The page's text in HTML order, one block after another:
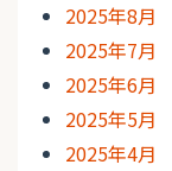
2025年8月
2025年7月
2025年6月
2025年5月
2025年4月